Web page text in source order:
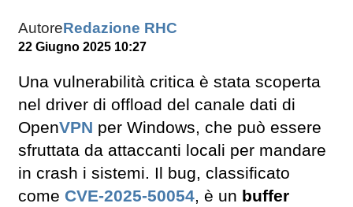
AutoreRedazione RHC
22 Giugno 2025 10:27
Una vulnerabilità critica è stata scoperta
nel driver di offload del canale dati di
OpenVPN per Windows, che può essere
sfruttata da attaccanti locali per mandare
in crash i sistemi. Il bug, classificato
come CVE-2025-50054, è un buffer